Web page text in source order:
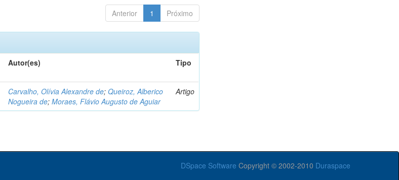
Anterior 1 Próximo
Autor(es) Tipo
Carvalho, Olívia Alexandre de;Queiroz, Alberico
Nogueira de;Moraes, Flávio Augusto de Aguiar
Artigo
DSpace Software Copyright © 2002-2010 Duraspace